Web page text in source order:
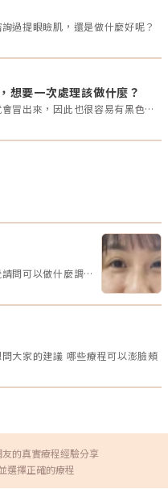
過提眼瞼肌，還是做什麼好呢？
想要一次處理該做什麼？
額頭很容易長小粉刺，幾乎天氣很悶熱就會冒出來，因此也很容易有黑色素沈澱。有試過很多次皮秒，醫美人員表示可以處理掉，但感覺要定期施打才有效，若我預算不夠定期施打，想要快速一次處理，可以選擇什麼別的方法呢？
之前割完雙眼皮，還是有左眼無神的感覺請問可以做什麼調整呢？可以再縫嗎？左眼無神
大家的建議 哪些療程可以澎臉頰
的真實療程經驗分享
選擇正確的療程